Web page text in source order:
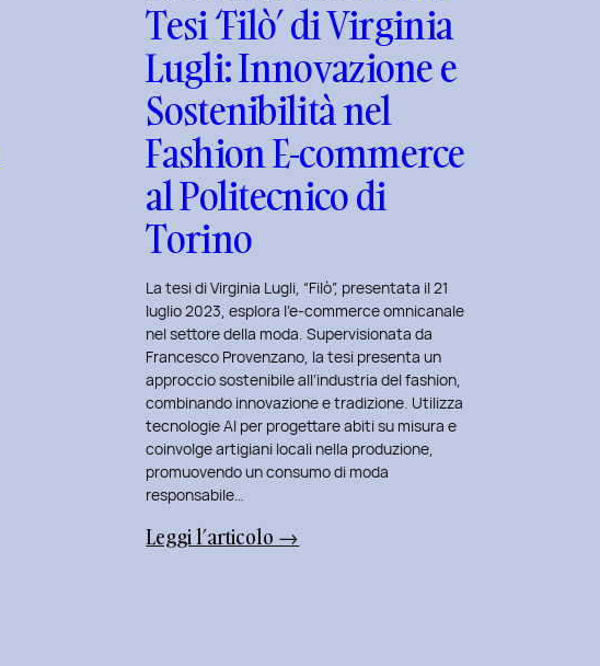
e
San
Faustino
Tesi ‘Filò’ di Virginia
Lugli: Innovazione e
Sostenibilità nel
Fashion E-commerce
al Politecnico di
Torino
La tesi di Virginia Lugli, “Filò”, presentata il 21
luglio 2023, esplora l’e-commerce omnicanale
nel settore della moda. Supervisionata da
Francesco Provenzano, la tesi presenta un
approccio sostenibile all’industria del fashion,
combinando innovazione e tradizione. Utilizza
tecnologie AI per progettare abiti su misura e
coinvolge artigiani locali nella produzione,
promuovendo un consumo di moda
responsabile…
Leggi l’articolo →